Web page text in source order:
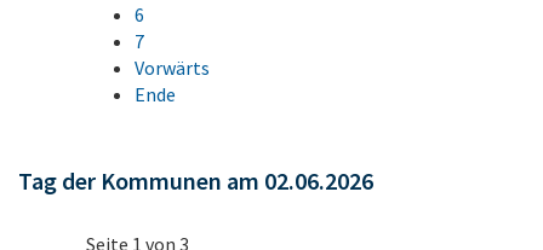
6
7
Vorwärts
Ende
Tag der Kommunen am 02.06.2026
Seite 1 von 3